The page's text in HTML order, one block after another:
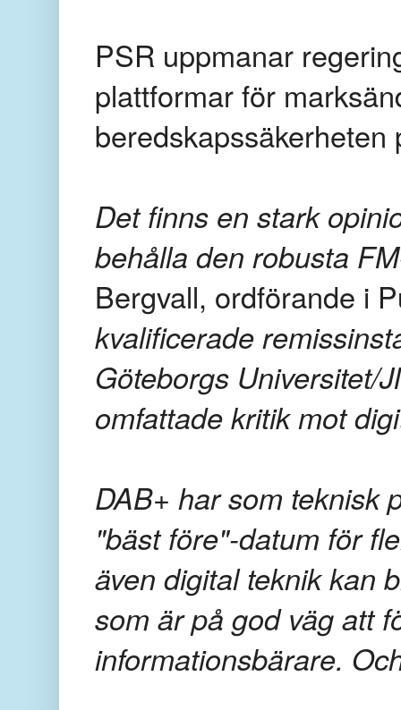
PSR uppmanar
plattformar för
beredskapssäkerheten
Det finns en stark
behålla den robusta
Bergvall, ordförande i
kvalificerade
Göteborgs Universitet/
omfattade kritik mot
DAB+ har som teknisk
"bäst före"-datum för
även digital teknik kan
som är på god väg att
informationsbärare.